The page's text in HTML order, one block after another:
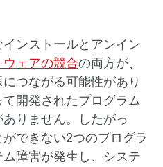
ンストールとアンイン
ウェアの競合の両方が、
つながる可能性があり
開発されたプログラム
りません。したがっ
できない2つのプログラ
障害が発生し、システ